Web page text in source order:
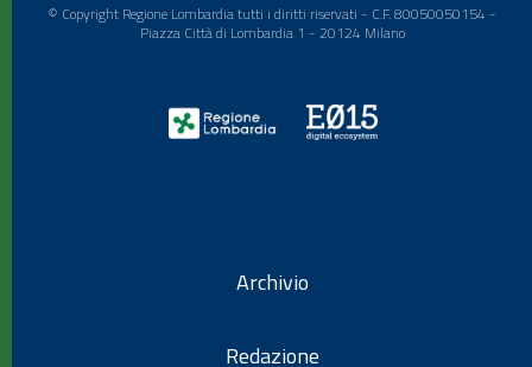
© Copyright Regione Lombardia tutti i diritti riservati - C.F. 80050050154 -
Piazza Città di Lombardia 1 - 20124 Milano
Archivio
Redazione